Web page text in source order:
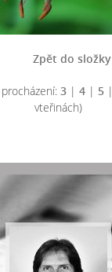
Zpět do složky
3 | 4 | 5 |
vteřinách)